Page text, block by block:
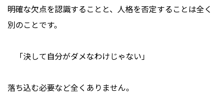
明確な欠点を認識することと、人格を否定することは全く
別のことです。
「決して自分がダメなわけじゃない」
落ち込む必要など全くありません。